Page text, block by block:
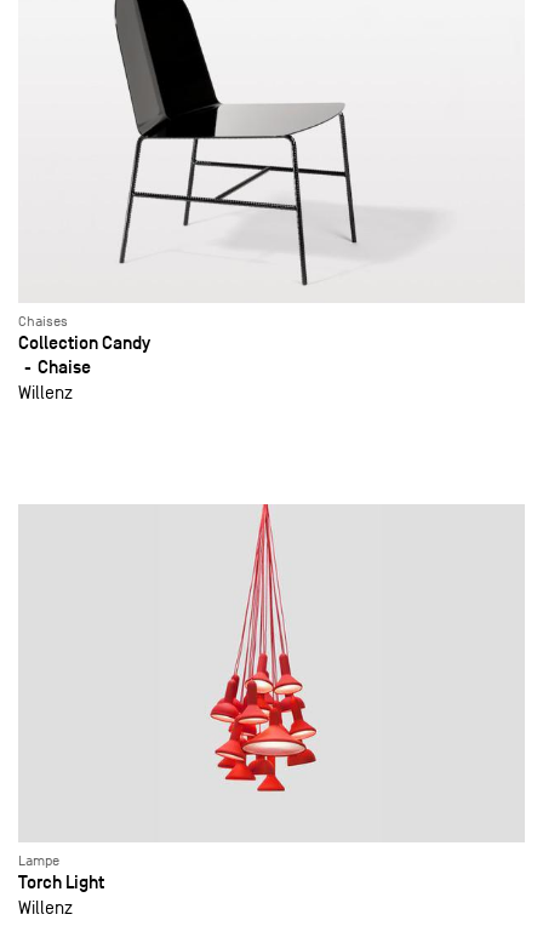
Chaises
Collection Candy
Chaise
Willenz
Lampe
Torch Light
Willenz